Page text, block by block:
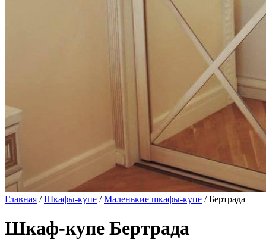
Главная /Шкафы-купе /Маленькие шкафы-купе / Бертрада
Шкаф-купе Бертрада